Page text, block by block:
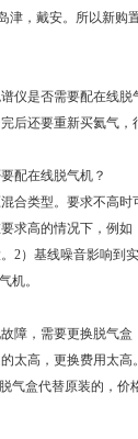
津，戴安。所以新购
仪是否需要配在线脱
后还要重新买氦气，
配在线脱气机？
合类型。要求不高
求高的情况下，例
2）基线噪音影响到
机。
障，需要更换脱气盒
太高，更换费用太高
气盒代替原装的，